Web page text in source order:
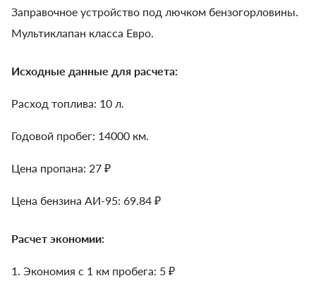
Заправочное устройство под лючком бензогорловины.
Мультиклапан класса Евро.
Исходные данные для расчета:
Расход топлива: 10 л.
Годовой пробег: 14000 км.
Цена пропана: 27 ₽
Цена бензина АИ-95: 69.84 ₽
Расчет экономии:
1. Экономия с 1 км пробега: 5 ₽